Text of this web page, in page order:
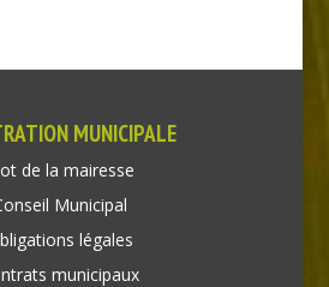
MUNICIPALE
de la mairesse
Municipal
légales
municipaux